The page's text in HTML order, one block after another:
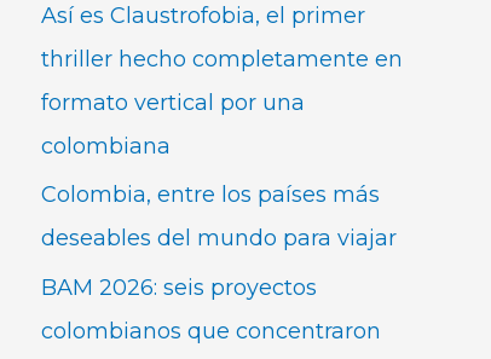
Así es Claustrofobia, el primer
thriller hecho completamente en
formato vertical por una
colombiana
Colombia, entre los países más
deseables del mundo para viajar
BAM 2026: seis proyectos
colombianos que concentraron